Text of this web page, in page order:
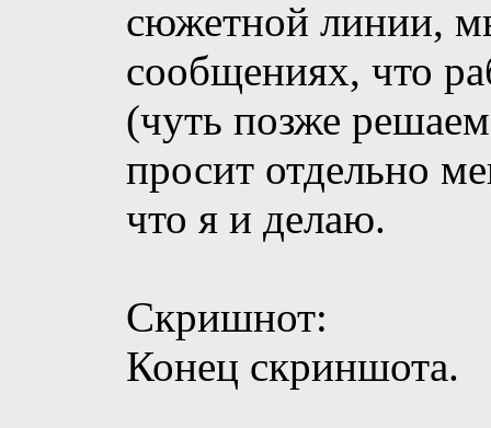
сюжетной линии,
сообщениях, что
(чуть позже
просит отдельно
что я и делаю.
Скришнот:
Конец скриншота.